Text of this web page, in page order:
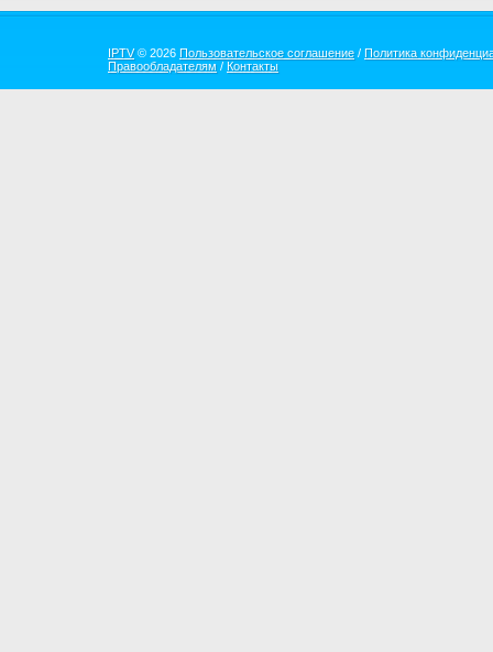
IPTV© 2026 Пользовательское соглашение / Политика
Правообладателям / Контакты